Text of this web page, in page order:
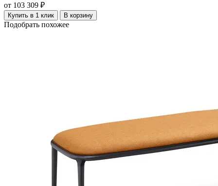
от 103 309 ₽
Купить в 1 клик В корзину
Подобрать похожее